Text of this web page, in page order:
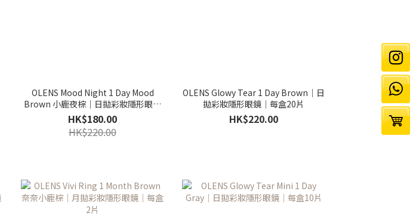
OLENS Mood Night 1 Day Mood
Brown 小鹿夜棕｜日拋彩妝隱形眼鏡
｜每盒20片
HK$180.00
HK$220.00
OLENS Glowy Tear 1 Day Brown｜日
拋彩妝隱形眼鏡｜每盒20片
HK$220.00